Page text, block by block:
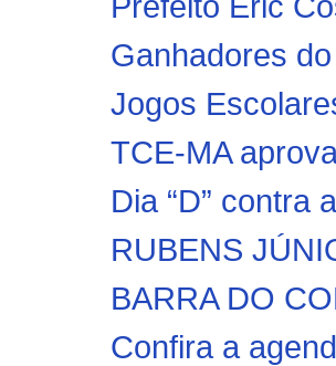
Ganhadores
Jogos
TCE-MA
Dia “D” contra
RUBENS
BARRA DO
Confira a